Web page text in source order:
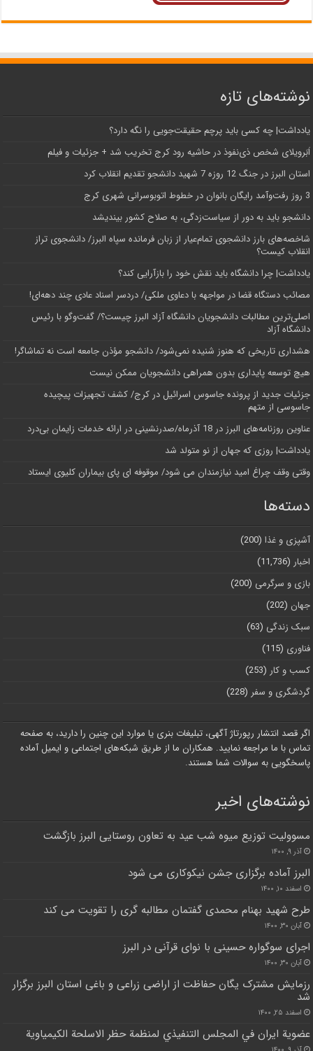
نوشته‌های تازه
یادداشت| ‌چه کسی باید پرچم حقیقت‌جویی را نگه دارد؟
اَبَر‌ویلای شخص ذی‌نفوذ در حاشیه‌ رود کرج تخریب شد + جزئیات و فیلم
استان البرز در جنگ 12 روزه 7 شهید دانشجو تقدیم انقلاب کرد
3 روز رفت‌وآمد رایگان بانوان در خطوط اتوبوسرانی شهری کرج
دانشجو باید به دور از سیاست‌زدگی، به صلاح کشور بیندیشد
شاخصه‌های بارز دانشجوی تمام‌عیار از زبان فرمانده سپاه البرز/ دانشجوی تراز
انقلاب کیست؟
یادداشت| چرا دانشگاه باید نقش خود را بازآرایی کند؟
مصائب دستگاه قضا در مواجهه با دعاوی ملکی/ دردسر اسناد عادی چند‌ دهه‌ای!
اصلی‌ترین مطالبات دانشجویان دانشگاه آزاد البرز چیست؟/ گفت‌وگو با رئیس
دانشگاه آز‌اد
هشداری تاریخی که هنوز شنیده نمی‌شود/ دانشجو مؤذن جامعه است نه تماشاگر!
هیچ توسعه پایداری بدون همراهی دانشجویان ممکن نیست
جزئیات جدید از پرونده جاسوس اسرائیل در کرج/‌ کشف تجهیزات پیچیده
جاسوسی از متهم
عناوین روزنامه‌های البرز در ‌18 آذرماه/صدرنشینی در ارائه خدمات زایمان بی‌درد
یادداشت| روزی که جهان از نو متولد شد
وقتی وقف چراغ امید نیازمندان می شود/ موقوفه ای پای بیماران کلیوی ایستاد
دسته‌ها
آشپزی و غذا (200)
اخبار (11,736)
بازی و سرگرمی (200)
جهان (202)
سبک زندگی (63)
فناوری (115)
کسب و کار (253)
گردشگری و سفر (228)
اگر قصد انتشار رپورتاژ آگهی، تبلیغات بنری یا موارد این چنین را دارید، به صفحه
تماس با ما مراجعه نمایید. همکاران ما از طریق شبکه‌های اجتماعی و ایمیل آماده
پاسخگویی به سوالات شما هستند.
نوشته‌های اخیر
مسوولیت توزیع میوه شب عید به تعاون روستایی البرز بازگشت
آذر ۹, ۱۴۰۰
البرز آماده برگزاری جشن نیکوکاری می شود
اسفند ۱۰, ۱۴۰۰
طرح شهید بهنام محمدی گفتمان مطالبه گری را تقویت می کند
آبان ۳۰, ۱۴۰۰
اجرای سوگواره حسینی با نوای قرآنی در البرز
آبان ۳۰, ۱۴۰۰
رزمایش مشترک یگان حفاظت از اراضی زراعی و باغی استان البرز برگزار
شد
اسفند ۲۵, ۱۴۰۰
عضوية ايران في المجلس التنفيذي لمنظمة حظر الاسلحة الكيمياوية